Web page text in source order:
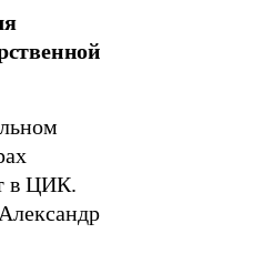
в ЦИК.